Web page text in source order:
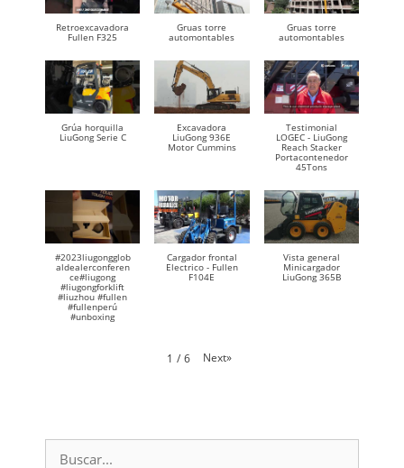
Retroexcavadora
Fullen F325
Gruas torre
automontables
Gruas torre
automontables
Grúa horquilla
LiuGong Serie C
Excavadora
LiuGong 936E
Motor Cummins
Testimonial
LOGEC - LiuGong
Reach Stacker
Portacontenedor
45Tons
#2023liugongglob
aldealerconferen
ce#liugong
#liugongforklift
#liuzhou #fullen
#fullenperú
#unboxing
Cargador frontal
Electrico - Fullen
F104E
Vista general
Minicargador
LiuGong 365B
1 / 6 Next»